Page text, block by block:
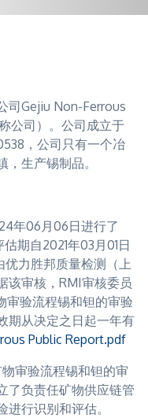
司Gejiu Non-Ferrous
公司）。公司成立于
，公司只有一个冶
生产锡制品。
年06月06日进行了
期自2021年03月01日
力胜邦质量检测（上
该审核，RMI审核委员
审验流程锡和钽的审验
期从决定之日起一年有
Public Report.pdf
物审验流程锡和钽的审
了负责任矿物供应链管
行识别和评估。